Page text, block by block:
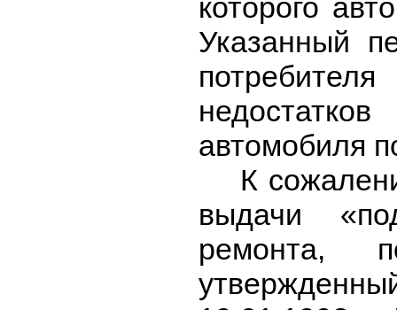
которого
Указанный
автомобиля
К
выдачи
ремонта,